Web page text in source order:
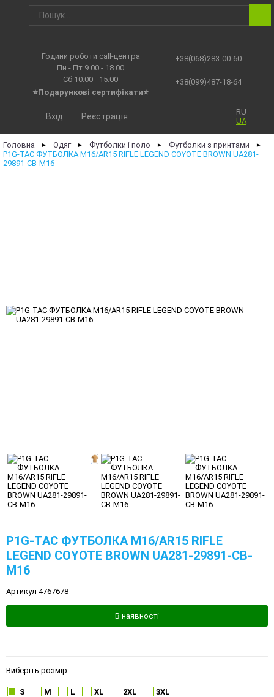
Години роботи call-центра
Пн - Пт 9.00 - 18.00
Сб 10.00 - 15.00
⭐Подарункові сертифікати⭐
+38(068)283-00-60
+38(099)487-18-64
RU
UA
Вхід Реєстрація
Головна ► Одяг ► Футболки і поло ► Футболки з принтами ►
P1G-TAC ФУТБОЛКА M16/AR15 RIFLE LEGEND COYOTE BROWN UA281-
29891-CB-M16
P1G-TAC ФУТБОЛКА M16/AR15 RIFLE
LEGEND COYOTE BROWN UA281-29891-CB-
M16
Артикул 4767678
В наявності
Виберіть розмір
S M L XL 2XL 3XL